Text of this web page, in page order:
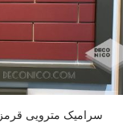
سرامیک مترویی قرمز